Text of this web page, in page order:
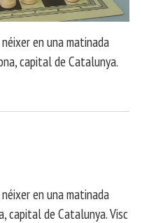
en una matinada
capital de Catalunya.
en una matinada
capital de Catalunya. Visc